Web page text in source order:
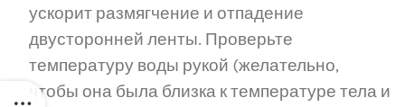
ускорит размягчение и отпадение
двусторонней ленты. Проверьте
температуру воды рукой (желательно,
чтобы она была близка к температуре тела и